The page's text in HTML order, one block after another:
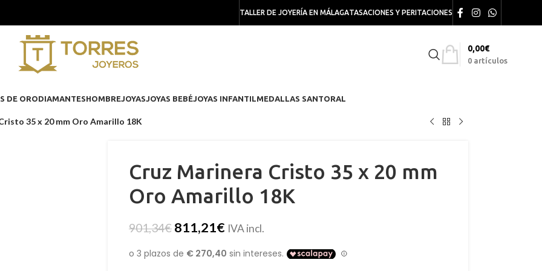
TALLER DE JOYERÍA EN MÁLAGATASACIONES Y PERITACIONES
0 artículos
0,00€
DE ORODIAMANTESHOMBREJOYASJOYAS BEBÉJOYAS INFANTILMEDALLAS SANTORAL
35 x 20 mm Oro Amarillo 18K
Cruz Marinera Cristo 35 x 20 mm
Oro Amarillo 18K
901,34€ 811,21€ IVA incl.